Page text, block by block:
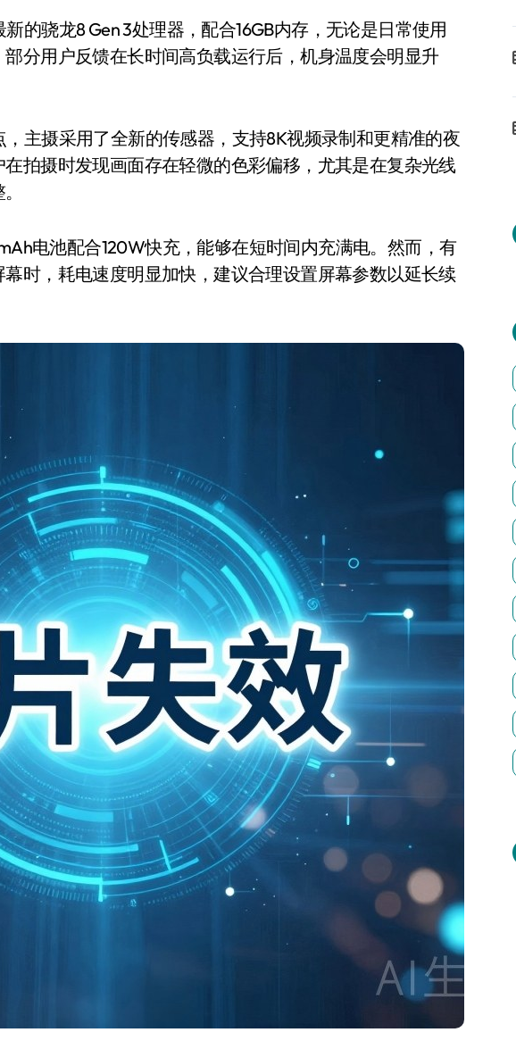
骁龙8 Gen 3处理器，配合16GB内存，无论是日常使用
分用户反馈在长时间高负载运行后，机身温度会明显升
主摄采用了全新的传感器，支持8K视频录制和更精准的夜
拍摄时发现画面存在轻微的色彩偏移，尤其是在复杂光线
电池配合120W快充，能够在短时间内充满电。然而，有
时，耗电速度明显加快，建议合理设置屏幕参数以延长续